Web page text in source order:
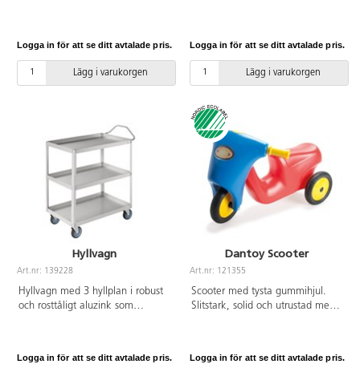
Logga in för att se ditt avtalade pris.
Lägg i varukorgen
Logga in för att se ditt avtalade pris.
Lägg i varukorgen
Hyllvagn
Art.nr: 139228
Hyllvagn med 3 hyllplan i robust
och rosttåligt aluzink som
det enkelt att förflytta lektionen
Logga in för att se ditt avtalade pris.
Dantoy Scooter
Art.nr: 121355
Scooter med tysta gummihjul.
Slitstark, solid och utrustad med
självförtroende. För både
Logga in för att se ditt avtalade pris.